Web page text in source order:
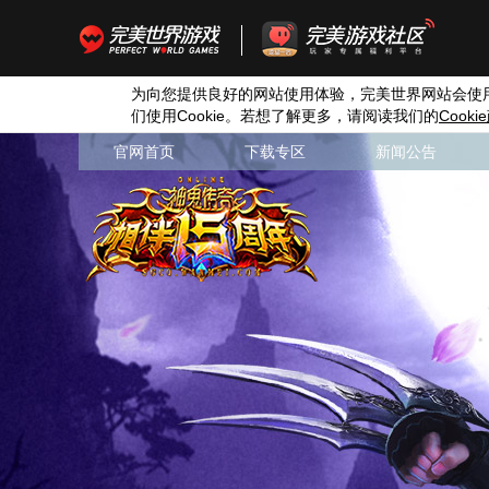
为向您提供良好的网站使用体验，完美世界网站会使
们使用Cookie。若想了解更多，请阅读我们的Cookie
官网首页 下载专区 新闻公告